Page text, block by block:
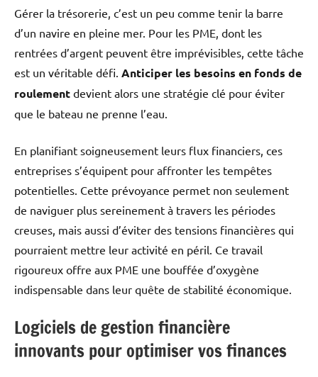
Gérer la trésorerie, c’est un peu comme tenir la barre
d’un navire en pleine mer. Pour les PME, dont les
rentrées d’argent peuvent être imprévisibles, cette tâche
est un véritable défi. Anticiper les besoins en fonds de
roulement devient alors une stratégie clé pour éviter
que le bateau ne prenne l’eau.
En planifiant soigneusement leurs flux financiers, ces
entreprises s’équipent pour affronter les tempêtes
potentielles. Cette prévoyance permet non seulement
de naviguer plus sereinement à travers les périodes
creuses, mais aussi d’éviter des tensions financières qui
pourraient mettre leur activité en péril. Ce travail
rigoureux offre aux PME une bouffée d’oxygène
indispensable dans leur quête de stabilité économique.
Logiciels de gestion financière
innovants pour optimiser vos finances